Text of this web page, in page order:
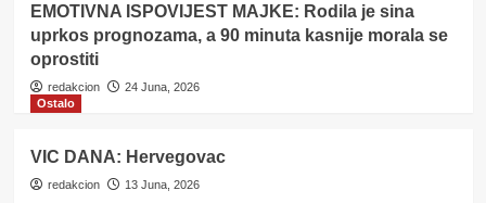
EMOTIVNA ISPOVIJEST MAJKE: Rodila je sina
uprkos prognozama, a 90 minuta kasnije morala se
oprostiti
redakcion
24 Juna, 2026
Ostalo
VIC DANA: Hervegovac
redakcion 13 Juna, 2026